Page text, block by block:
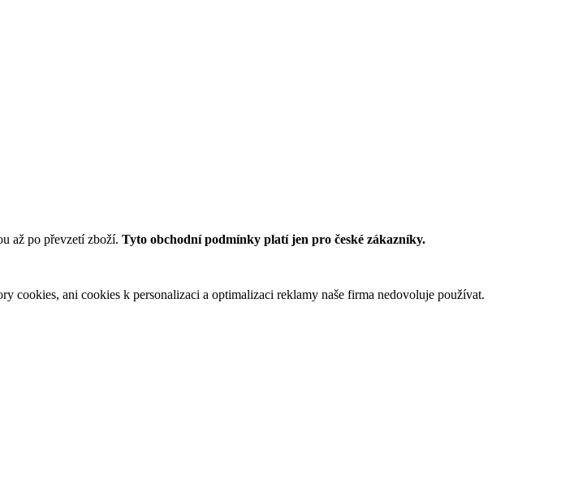
až po převzetí zboží. Tyto obchodní podmínky platí jen pro české zákazníky.
cookies, ani cookies k personalizaci a optimalizaci reklamy naše firma nedovoluje používat.